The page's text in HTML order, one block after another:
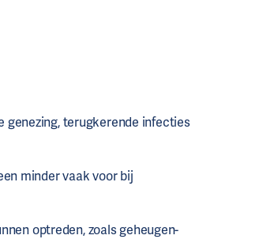
genezing, terugkerende infecties
minder vaak voor bij
optreden, zoals geheugen-